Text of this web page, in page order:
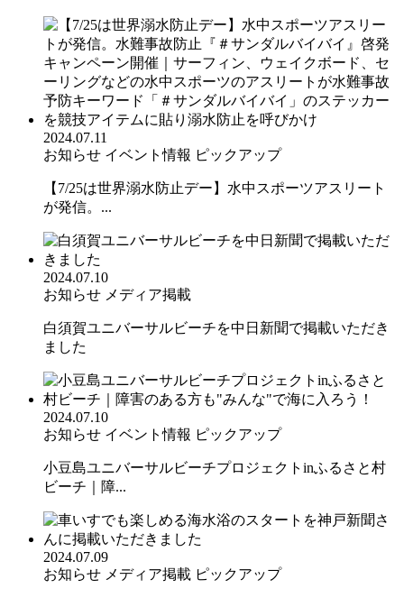
2024.07.11
お知らせ イベント情報 ピックアップ
【7/25は世界溺水防止デー】水中スポーツアスリート
が発信。...
2024.07.10
お知らせ メディア掲載
白須賀ユニバーサルビーチを中日新聞で掲載いただき
ました
2024.07.10
お知らせ イベント情報 ピックアップ
小豆島ユニバーサルビーチプロジェクトinふるさと村
ビーチ｜障...
2024.07.09
お知らせ メディア掲載 ピックアップ